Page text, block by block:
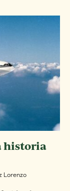
historia
Lorenzo